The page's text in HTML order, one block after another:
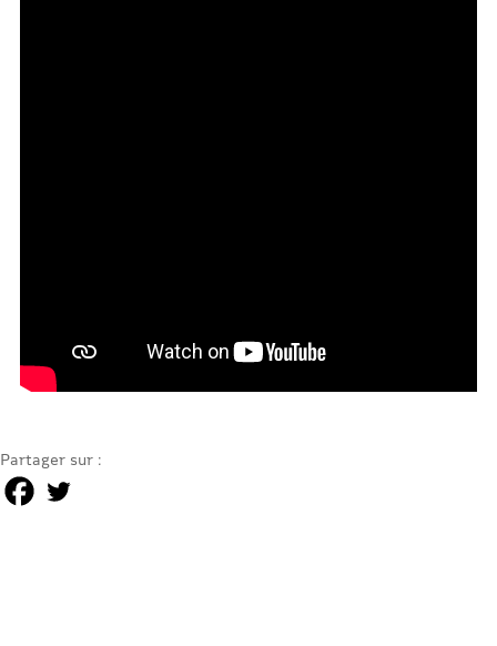
Partager sur :